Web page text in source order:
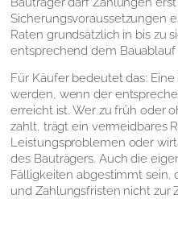
Sicherungsvoraussetzungen
Raten grundsätzlich in bis zu
entsprechend dem Bauablauf
Für Käufer bedeutet das:
werden, wenn der
erreicht ist. Wer zu früh oder
zahlt, trägt ein vermeidbares
Leistungsproblemen oder
des Bauträgers. Auch die
Fälligkeiten abgestimmt sein,
und Zahlungsfristen nicht zur